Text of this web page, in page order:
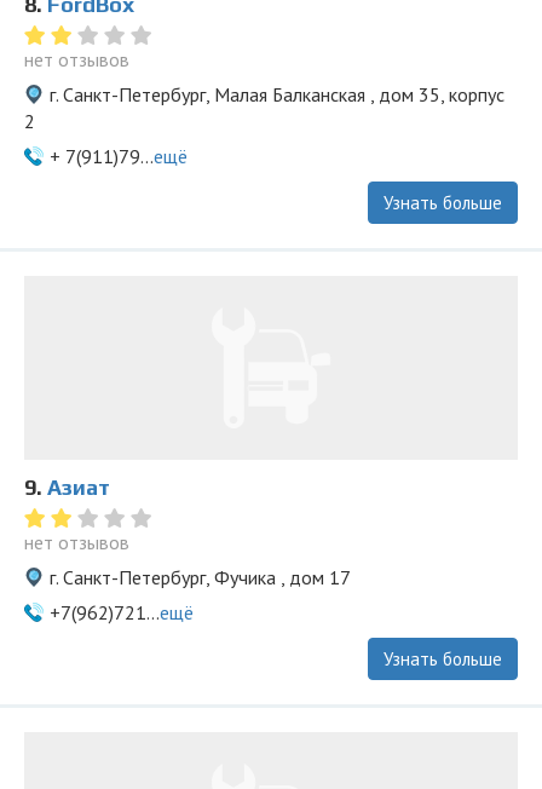
нет отзывов
г. Санкт-Петербург, Малая Балканская , дом 35, корпус
2
+ 7(911)79...ещё
Узнать больше
9. Азиат
нет отзывов
г. Санкт-Петербург, Фучика , дом 17
+7(962)721...ещё
Узнать больше